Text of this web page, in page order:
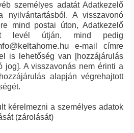
személyes adatát Adatkezelő
nyilvántartásból. A visszavonó
mind postai úton, Adatkezelő
levél útján, mind pedig
e-mail címre
is lehetőség van [hozzájárulás
jog]. A visszavonás nem érinti a
alapján végrehajtott
kérelmezni a személyes adatok
(zárolását)